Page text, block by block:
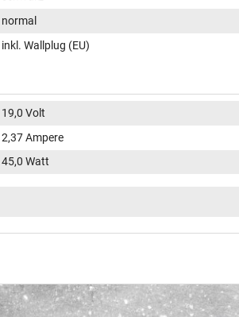
normal
inkl. Wallplug (EU)
19,0 Volt
2,37 Ampere
45,0 Watt
9,8 mm